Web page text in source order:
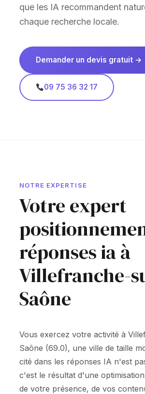
que les IA recommandent
chaque recherche locale.
Demander un devis gratuit →
09 75 36 32 17
NOTRE EXPERTISE
Votre expert
réponses ia à
Villefranche-
Saône
Vous exercez votre activité à
Saône (69.0), une ville de taille
cité dans les réponses IA n'est
c'est le résultat d'une
de votre présence, de vos